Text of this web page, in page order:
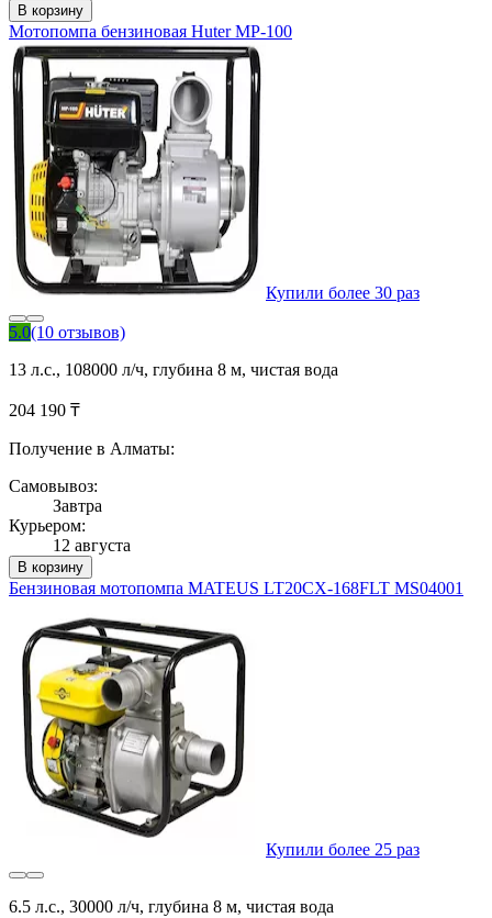
В корзину
Мотопомпа бензиновая Huter MP-100
Купили более 30 раз
5.0(10 отзывов)
13 л.с., 108000 л/ч, глубина 8 м, чистая вода
204 190 ₸
Получение в Алматы:
Самовывоз:
Завтра
Курьером:
12 августа
В корзину
Бензиновая мотопомпа MATEUS LT20CX-168FLT MS04001
Купили более 25 раз
6.5 л.с., 30000 л/ч, глубина 8 м, чистая вода